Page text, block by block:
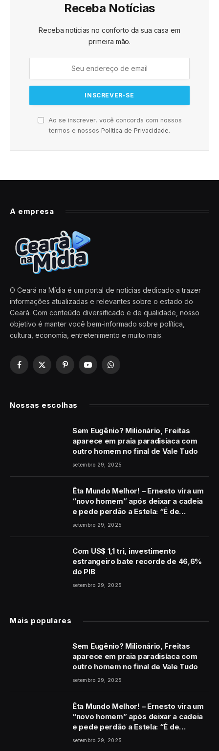
Receba Notícias
Receba notícias no conforto da sua casa em
primeira mão.
Ao se inscrever, você concorda com nossos
termos e nossos Política de Privacidade.
A empresa
O Ceará na Mídia é um portal de notícias dedicado a trazer
informações atualizadas e relevantes sobre o estado do
Ceará. Com conteúdo diversificado e de qualidade, nosso
objetivo é manter você bem-informado sobre política,
cultura, economia, entretenimento e muito mais.
Facebook
X
PinterestYouTubeWhatsApp
Nossas escolhas
Sem Eugênio? Milionário, Freitas
aparece em praia paradisíaca com
outro homem no final de Vale Tudo
setembro 29, 2025
Êta Mundo Melhor! – Ernesto vira um
“novo homem” após deixar a cadeia
e pede perdão a Estela: “É de
coração”
setembro 29, 2025
Com US$ 1,1 tri, investimento
estrangeiro bate recorde de 46,6%
do PIB
setembro 29, 2025
Mais populares
Sem Eugênio? Milionário, Freitas
aparece em praia paradisíaca com
outro homem no final de Vale Tudo
setembro 29, 2025
Êta Mundo Melhor! – Ernesto vira um
“novo homem” após deixar a cadeia
e pede perdão a Estela: “É de
coração”
setembro 29, 2025